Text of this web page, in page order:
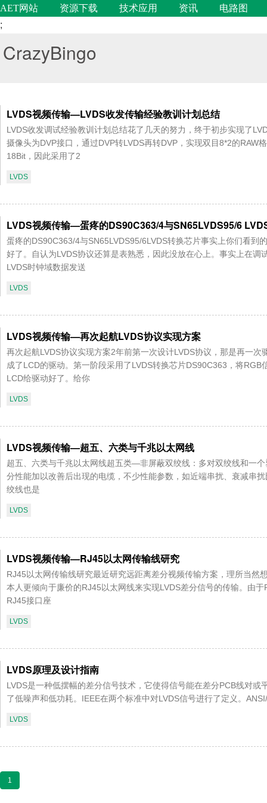
AET网站 资源下载 技术应用 资讯
电路图
;
CrazyBingo
LVDS视频传输—LVDS收发传输经验教训计划总结
LVDS收发调试经验教训计划总结花了几天的努力，终于初步实现了
摄像头为DVP接口，通过DVP转LVDS再转DVP，实现双目8*2的
18Bit，因此采用了2
LVDS
LVDS视频传输—蛋疼的DS90C363/4与SN65LVDS95/6
蛋疼的DS90C363/4与SN65LVDS95/6LVDS转换芯片事实上你们看到
好了。自认为LVDS协议还算是表熟悉，因此没放在心上。事实上在
LVDS时钟域数据发送
LVDS
LVDS视频传输—再次起航LVDS协议实现方案
再次起航LVDS协议实现方案2年前第一次设计LVDS协议，那是再一
成了LCD的驱动。第一阶段采用了LVDS转换芯片DS90C363，将
LCD给驱动好了。给你
LVDS
LVDS视频传输—超五、六类与千兆以太网线
超五、六类与千兆以太网线超五类—非屏蔽双绞线：多对双绞线和一
分性能加以改善后出现的电缆，不少性能参数，如近端串扰、衰减串
绞线也是
LVDS
LVDS视频传输—RJ45以太网传输线研究
RJ45以太网传输线研究最近研究远距离差分视频传输方案，理所当
本人更倾向于廉价的RJ45以太网线来实现LVDS差分信号的传输。由
RJ45接口座
LVDS
LVDS原理及设计指南
LVDS是一种低摆幅的差分信号技术，它使得信号能在差分PCB线对
了低噪声和低功耗。IEEE在两个标准中对LVDS信号进行了定义。
LVDS
1